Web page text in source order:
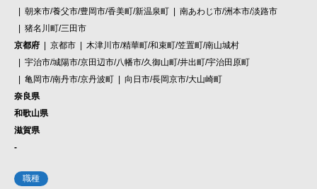
朝来市/養父市/豊岡市/香美町/新温泉町
南あわじ市/洲本市/淡路市
猪名川町/三田市
京都府
京都市
木津川市/精華町/和束町/笠置町/南山城村
宇治市/城陽市/京田辺市/八幡市/久御山町/井出町/宇治田原町
亀岡市/南丹市/京丹波町
向日市/長岡京市/大山崎町
奈良県
和歌山県
滋賀県
-
職種